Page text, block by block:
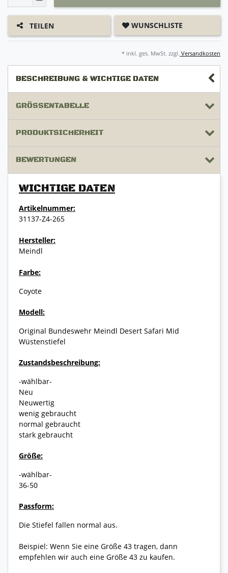
TEILEN WUNSCHLISTE
* inkl. ges. MwSt. zzgl. Versandkosten
BESCHREIBUNG & WICHTIGE DATEN
GRÖSSENTABELLE
PRODUKTSICHERHEIT
BEWERTUNGEN
WICHTIGE DATEN
Artikelnummer:
31137-Z4-265
Hersteller:
Meindl
Farbe:
Coyote
Modell:
Original Bundeswehr Meindl Desert Safari Mid
Wüstenstiefel
Zustandsbeschreibung:
-wählbar-
Neu
Neuwertig
wenig gebraucht
normal gebraucht
stark gebraucht
Größe:
-wählbar-
36-50
Passform:
Die Stiefel fallen normal aus.
Beispiel: Wenn Sie eine Größe 43 tragen, dann
empfehlen wir auch eine Größe 43 zu kaufen.